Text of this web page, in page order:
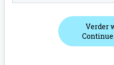
Verder